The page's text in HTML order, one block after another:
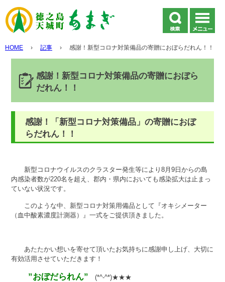
HOME › 記事 › 感謝！新型コロナ対策備品の寄贈におぼらだれん！！
感謝！新型コロナ対策備品の寄贈におぼら
だれん！！
感謝！「新型コロナ対策備品」の寄贈におぼ
らだれん！！
新型コロナウイルスのクラスター発生等により8月9日からの島
内感染者数が220名を超え、郡内・県内においても感染拡大は止まっ
ていない状況です。
このような中、新型コロナ対策用備品として『オキシメーター
（血中酸素濃度計測器）』一式をご提供頂きました。
あたたかい想いを寄せて頂いたお気持ちに感謝申し上げ、大切に
有効活用させていただきます！
”おぼだられん” (*^-^*)★★★